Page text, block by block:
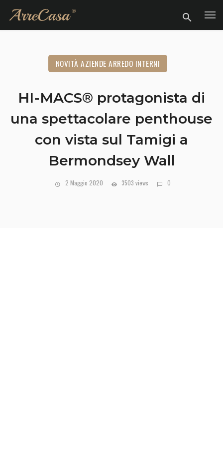
NOVITÀ AZIENDE ARREDO INTERNI
HI-MACS® protagonista di
una spettacolare penthouse
con vista sul Tamigi a
Bermondsey Wall
2 Maggio 2020 3503 views 0